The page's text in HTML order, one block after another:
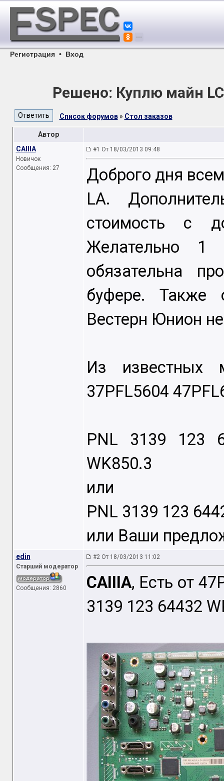
Регистрация • Вход
Решено: Куплю майн
Список форумов» Стол заказов
Автор
CAIIIA
Новичок
Сообщения: 27
#1 От 18/03/2013 09:48
Доброго дня
LA.
стоимость с
Желательно 1
обязательна
буфере. Также
Вестерн Юнион
Из известных
37PFL5604
PNL 3139 123
WK850.3
или
PNL 3139 123
или Ваши
edin
Старший модератор
Сообщения: 2860
#2 От 18/03/2013 11:02
CAIIIA, Есть от
3139 123 64432